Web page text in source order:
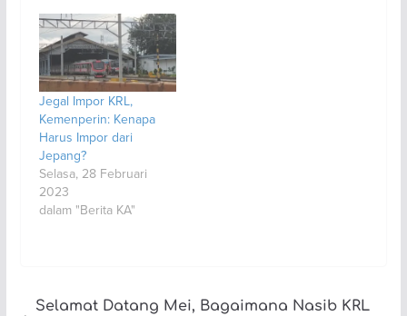
Jegal Impor KRL,
Kemenperin: Kenapa
Harus Impor dari
Jepang?
Selasa, 28 Februari
2023
dalam "Berita KA"
Selamat Datang Mei, Bagaimana Nasib KRL